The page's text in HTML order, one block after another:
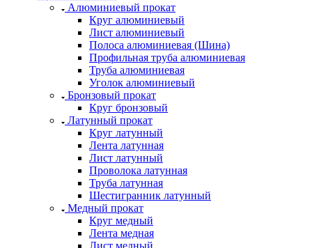
Алюминиевый прокат
Круг алюминиевый
Лист алюминиевый
Полоса алюминиевая (Шина)
Профильная труба алюминиевая
Труба алюминиевая
Уголок алюминиевый
Бронзовый прокат
Круг бронзовый
Латунный прокат
Круг латунный
Лента латунная
Лист латунный
Проволока латунная
Труба латунная
Шестигранник латунный
Медный прокат
Круг медный
Лента медная
Лист медный